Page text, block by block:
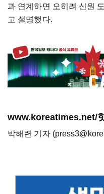
과 연계하면 오히려 신원
고 설명했다.
www.koreatimes.net/
박해련 기자